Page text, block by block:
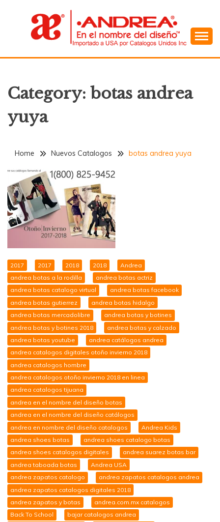
ANDREA
Category: botas andrea
yuya
Home Nuevos Catalogos botas andrea yuya
2017 2017 2018 2018
Andrea
andrea botas a la rodilla
andrea botas actriz
andrea botas catalogo virtual
andrea botas facebook
andrea botas gutierrez
andrea botas hidalgo
andrea botas mercadolibre
andrea botas y botines
andrea botas y botines 2018
andrea botas y calzado
andrea botas youtube
andrea catálogos andrea
andrea catalogos digitales otoño invierno 2018
andrea catalogos hombre
andrea catalogos otoño invierno 2018 en linea
andrea catalogos tijuana
andrea en el nombre del diseño botas
andrea en el nombre del diseño catálogos
andrea en nombre del diseño catalogos
Andrea Kids
andrea shoes botas
andrea shoes catalogo botas
andrea shoes catalogos digitales
andrea suarez botas bar
andrea taboada botas
Andrea USA
andrea zapatos catalogo
andrea zapatos catalogos andrea
andrea zapatos catalogos digitales 2018
andrea zapatos y botas
andrea.com.mx catalogos
Back To School
bajar catalogos andrea